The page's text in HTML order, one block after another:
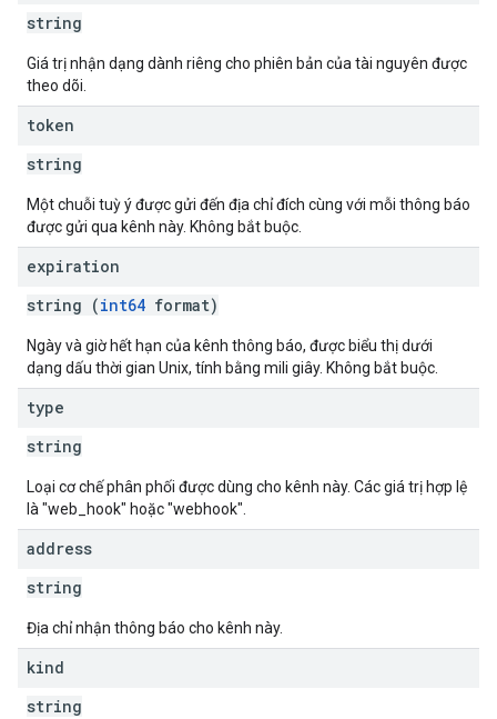
string
Giá trị nhận dạng dành riêng cho phiên bản của tài nguyên được
theo dõi.
token
string
Một chuỗi tuỳ ý được gửi đến địa chỉ đích cùng với mỗi thông báo
được gửi qua kênh này. Không bắt buộc.
expiration
string (int64 format)
Ngày và giờ hết hạn của kênh thông báo, được biểu thị dưới
dạng dấu thời gian Unix, tính bằng mili giây. Không bắt buộc.
type
string
Loại cơ chế phân phối được dùng cho kênh này. Các giá trị hợp lệ
là "web_hook" hoặc "webhook".
address
string
Địa chỉ nhận thông báo cho kênh này.
kind
string